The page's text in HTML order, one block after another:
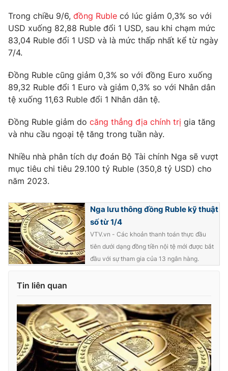
Câu chuyện quốc tế
Thị trường
Góc doanh nghiệp
Dữ liệu và đời sống
Truyền hình
Hậu trường
Nhân vật
Khán giả
Giải trí
Điện ảnh
Sao
Đời sống
Du lịch
Chất lượng cuộc sống
Giáo dục
Tuyển sinh
Học trực tuyến
Công nghệ
Hitech Công nghệ tương lai
Sản phẩm
Thị trường
Tư vấn
Lịch phát sóng
Chuyên mục khác
Photo Infographic
Video Shorts video
VTV Money VTV Thể thao
Trong chiều 9/6, đồng Ruble có lúc giảm 0,3% so với
USD xuống 82,88 Ruble đổi 1 USD, sau khi chạm mức
83,04 Ruble đổi 1 USD và là mức thấp nhất kể từ ngày
7/4.
Đồng Ruble cũng giảm 0,3% so với đồng Euro xuống
89,32 Ruble đổi 1 Euro và giảm 0,3% so với Nhân dân
tệ xuống 11,63 Ruble đổi 1 Nhân dân tệ.
Đồng Ruble giảm do căng thẳng địa chính trị gia tăng
và nhu cầu ngoại tệ tăng trong tuần này.
Nhiều nhà phân tích dự đoán Bộ Tài chính Nga sẽ vượt
mục tiêu chi tiêu 29.100 tỷ Ruble (350,8 tỷ USD) cho
năm 2023.
Nga lưu thông đồng Ruble kỹ thuật
số từ 1/4
VTV.vn - Các khoản thanh toán thực đầu
tiên dưới dạng đồng tiền nội tệ mới được bắt
đầu với sự tham gia của 13 ngân hàng.
Tin liên quan